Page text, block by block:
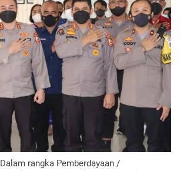
Dalam rangka Pemberdayaan /